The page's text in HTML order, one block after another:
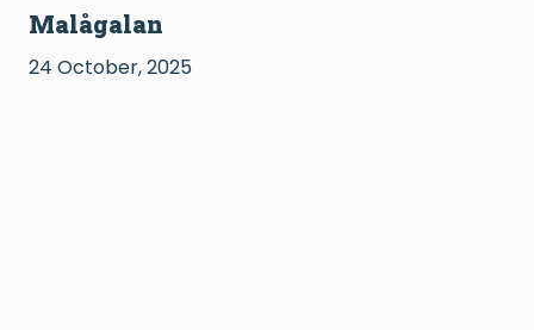
Malågalan
24 October, 2025